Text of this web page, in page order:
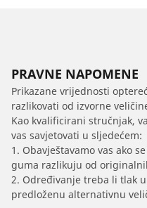
PRAVNE NAPOMENE
Prikazane vrijednosti
razlikovati od izvorne
Kao kvalificirani stručnjak,
vas savjetovati u sljedećem:
1. Obavještavamo vas ako
guma razlikuju od
2. Određivanje treba li tlak
predloženu alternativnu